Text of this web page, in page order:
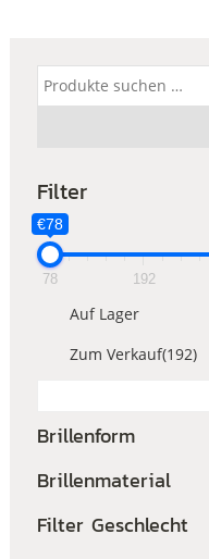
Suchen
nach:
Filter
€78
78 192
Auf Lager
Zum Verkauf(192)
Brillenform
Brillenmaterial
Filter Geschlecht